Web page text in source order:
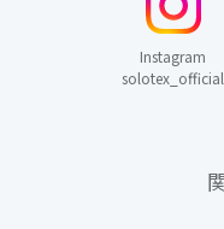
Instagram
solotex_official